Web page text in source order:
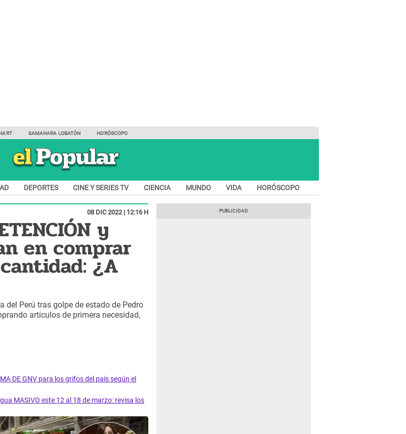
SAMAHARA LOBATÓN HORÓSCOPO
DEPORTES CINE Y SERIES TV CIENCIA MUNDO VIDA HORÓSCOPO
08 DIC 2022 | 12:16 H
y
en comprar
¿A
del Perú tras golpe de estado de Pedro
artículos de primera necesidad,
DE GNV para los grifos del país según el
MASIVO este 12 al 18 de marzo: revisa los